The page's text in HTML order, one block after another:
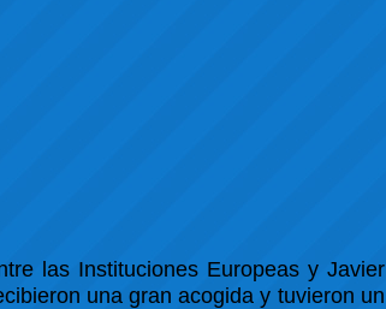
las Instituciones Europeas y Javier
una gran acogida y tuvieron un